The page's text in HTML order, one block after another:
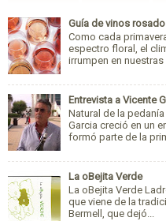
Guía de vinos
Como cada
espectro floral, el
irrumpen en nuestras
Entrevista a Vicente
Natural de la
Garcia creció en un
formó parte de la
La oBejita Verde
La oBejita Verde
que viene de la
Bermell, que dejó...